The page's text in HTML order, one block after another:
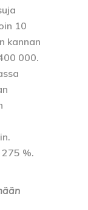
10
kannan
000.
%.